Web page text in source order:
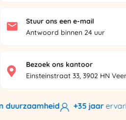
Stuur ons een e-mail
Antwoord binnen 24 uur
Bezoek ons kantoor
Einsteinstraat 33, 3902 HN
+35 jaar